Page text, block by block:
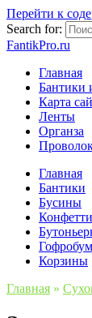
Перейти к
Search for:
FantikPro.ru
Главная
Бантики
Карта
Ленты
Органза
Главная
Бантики
Бусины
Конфетти
Корзины
Главная »